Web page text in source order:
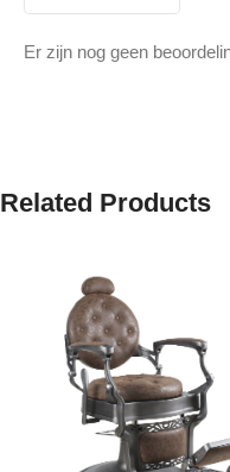
Er zijn nog geen
Related Products